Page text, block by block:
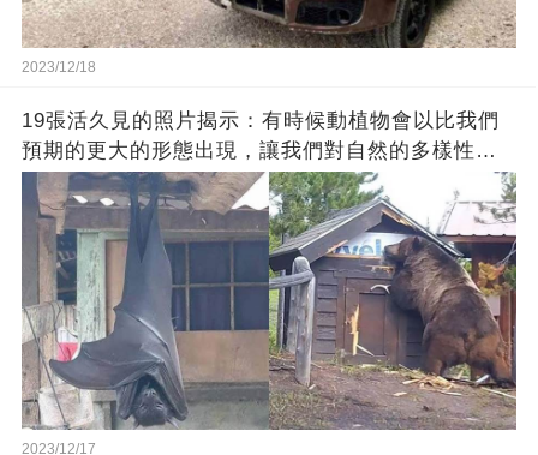
2023/12/18
19張活久見的照片揭示：有時候動植物會以比我們
預期的更大的形態出現，讓我們對自然的多樣性感
到驚嘆
2023/12/17